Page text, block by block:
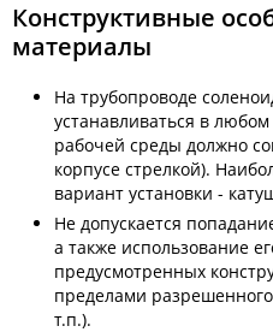
Конструктивные
материалы
На трубопроводе
устанавливаться в
рабочей среды должно
корпусе стрелкой).
вариант установки -
Не допускается
а также использование
предусмотренных
пределами
т.п.).